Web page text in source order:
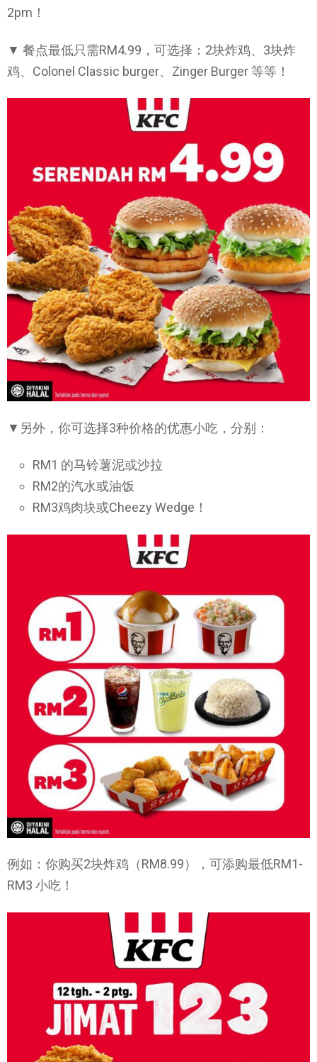
2pm！
▼ 餐点最低只需RM4.99，可选择：2块炸鸡、3块炸
鸡、Colonel Classic burger、Zinger Burger 等等！
▼另外，你可选择3种价格的优惠小吃，分别：
RM1 的马铃薯泥或沙拉
RM2的汽水或油饭
RM3鸡肉块或Cheezy Wedge！
例如：你购买2块炸鸡（RM8.99），可添购最低RM1-
RM3 小吃！